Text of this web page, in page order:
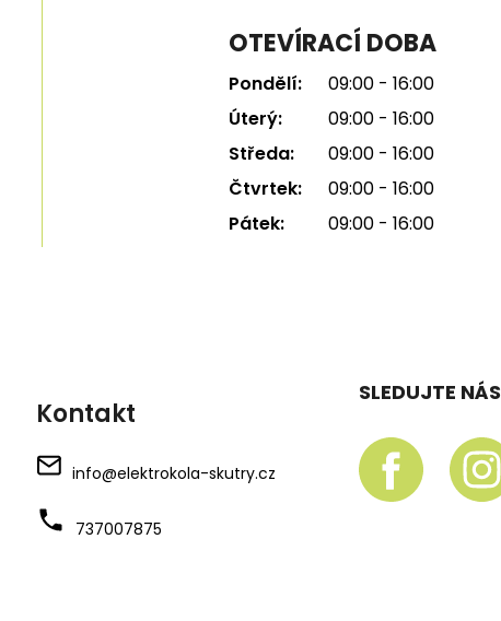
OTEVÍRACÍ DOBA
Pondělí:
09:00 - 16:00
Úterý:
09:00 - 16:00
Středa:
09:00 - 16:00
Čtvrtek:
09:00 - 16:00
Pátek:
09:00 - 16:00
Kontakt
info@elektrokola-skutry.cz
737007875
SLEDUJTE NÁS